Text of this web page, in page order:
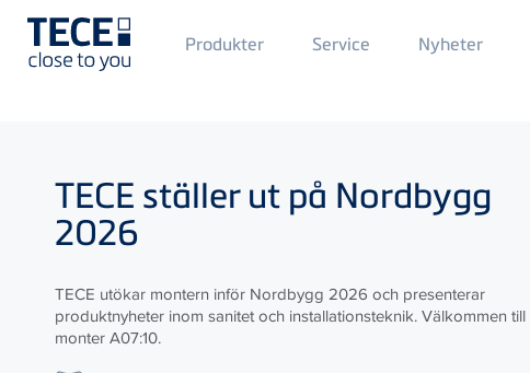
Main
Menü
Produkter Service Nyheter
TECE ställer ut på Nordbygg
2026
TECE utökar montern inför Nordbygg 2026 och presenterar
produktnyheter inom sanitet och installationsteknik. Välkommen till
monter A07:10.